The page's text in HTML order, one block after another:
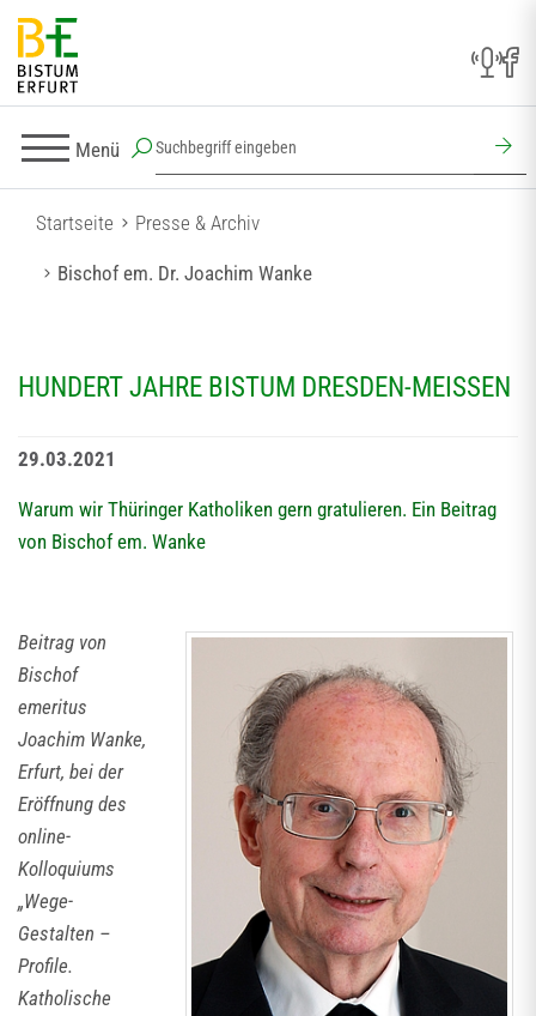
Menü
Startseite Presse & Archiv
Bischof em. Dr. Joachim Wanke
HUNDERT JAHRE BISTUM DRESDEN-MEISSEN
29.03.2021
Warum wir Thüringer Katholiken gern gratulieren. Ein Beitrag
von Bischof em. Wanke
Beitrag von
Bischof
emeritus
Joachim Wanke,
Erfurt, bei der
Eröffnung des
online-
Kolloquiums
„Wege-
Gestalten –
Profile.
Katholische